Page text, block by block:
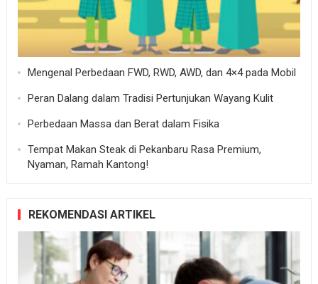
Mengenal Perbedaan FWD, RWD, AWD, dan 4×4 pada Mobil
Peran Dalang dalam Tradisi Pertunjukan Wayang Kulit
Perbedaan Massa dan Berat dalam Fisika
Tempat Makan Steak di Pekanbaru Rasa Premium,
Nyaman, Ramah Kantong!
REKOMENDASI ARTIKEL